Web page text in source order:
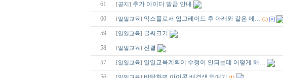
61 [공지 ] 추가 아이디 발급 안내
60 [일일교육] 익스플로서 업그레이드 후 아래와 같은 메… (1)
59 [일일교육] 글씨크기
58 [일일교육] 전결
57 [일일교육] 일일교육계획이 수정이 안되는데 어떻게 해…